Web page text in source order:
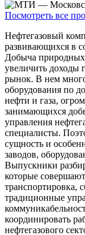
Посмотреть все
Нефтегазовый
развивающихся в
Добыча природных
увеличить доходы
рынок. В нем
оборудования по
нефти и газа,
занимающихся
управления
специалисты.
сущность и
заводов,
Выпускники
которые
транспортировка,
традиционные
координировать
нефтегазового